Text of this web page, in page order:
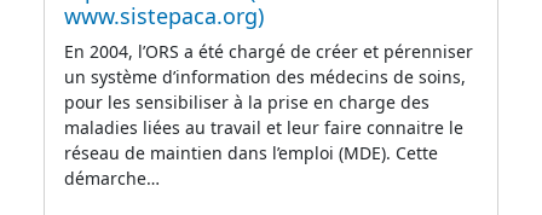
www.sistepaca.org)
En 2004, l’ORS a été chargé de créer et pérenniser
un système d’information des médecins de soins,
pour les sensibiliser à la prise en charge des
maladies liées au travail et leur faire connaitre le
réseau de maintien dans l’emploi (MDE). Cette
démarche…